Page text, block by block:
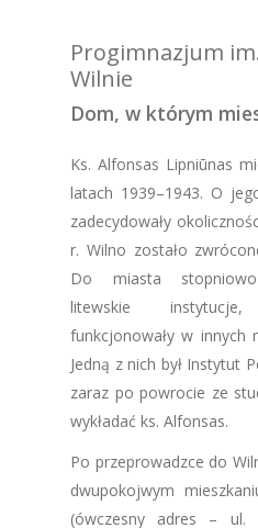
Progimnazjum
Wilnie
Dom, w którym
Ks. Alfonsas Lipniūnas
latach 1939–1943. O
zadecydowały
r. Wilno zostało
Do miasta
litewskie
funkcjonowały w innych
Jedną z nich był Instytut
zaraz po powrocie ze
wykładać ks. Alfonsas.
Po przeprowadzce do
dwupokojwym
(ówczesny adres – ul.